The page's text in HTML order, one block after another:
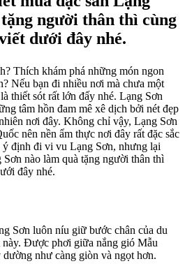
người thân thì cùng
dưới đây nhé.
Thích khám phá những món ngon
Nếu bạn đi nhiều nơi mà chưa một
thiết sót rất lớn đấy nhé. Lạng Sơn
tâm hồn đam mê xê dịch bởi nét đẹp
nơi đây. Không chỉ vậy, Lạng Sơn
nên nền ẩm thực nơi đây rất đặc sắc
ý định đi vi vu Lạng Sơn, nhưng lại
Sơn nào làm quà tặng người thân thì
đây nhé.
Sơn luôn níu giữ bước chân của du
Được phơi giữa nắng gió Mẫu
như càng giòn và ngọt hơn.